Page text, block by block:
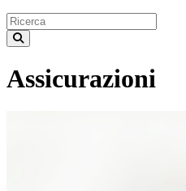
Assicurazioni